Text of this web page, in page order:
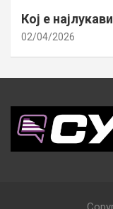
Кој е
02/04/2026